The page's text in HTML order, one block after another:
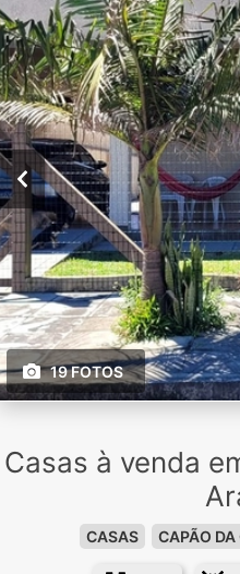
19 FOTOS
Casas à venda
CASAS CAPÃO DA